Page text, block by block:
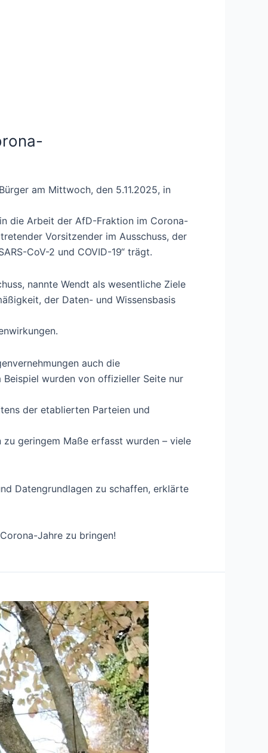
am Mittwoch, den 5.11.2025, in
die Arbeit der AfD-Fraktion im Corona-
Vorsitzender im Ausschuss, der
CoV-2 und COVID-19“ trägt.
nannte Wendt als wesentliche Ziele
der Daten- und Wissensbasis
auch die
Beispiel wurden von offizieller Seite nur
der etablierten Parteien und
geringem Maße erfasst wurden – viele
Datengrundlagen zu schaffen, erklärte
Jahre zu bringen!